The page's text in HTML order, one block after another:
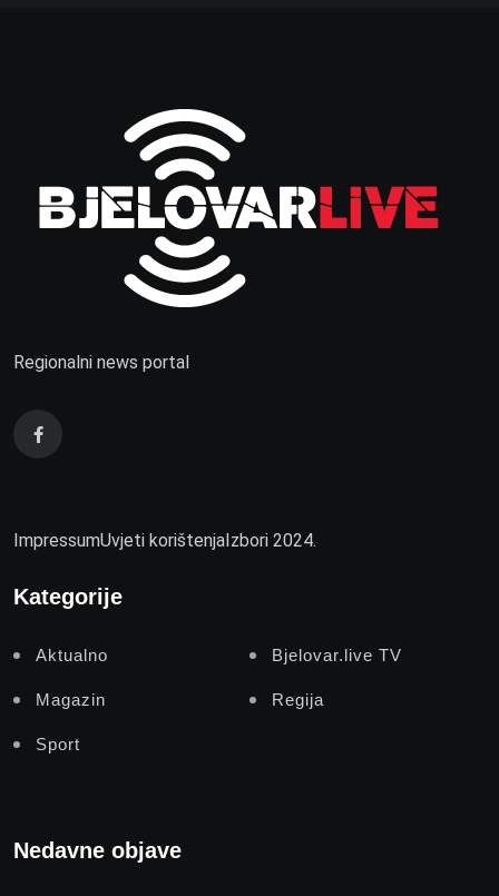
Regionalni news portal
ImpressumUvjeti korištenja Izbori 2024.
Kategorije
Aktualno Bjelovar.live TV
Magazin Regija
Sport
Nedavne objave